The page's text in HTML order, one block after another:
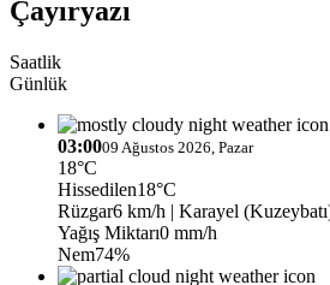
Çayıryazı
Saatlik
Günlük
03:0009 Ağustos 2026, Pazar
18°C
Hissedilen18°C
Rüzgar6 km/h | Karayel
Yağış Miktarı0 mm/h
Nem74%